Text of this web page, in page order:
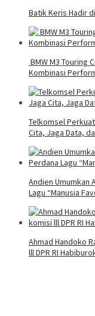
Batik Keris Hadir
BMW M3 Touring
Kombinasi
Telkomsel
Cita, Jaga Data,
Andien Umumkan
Lagu “Manusia
Ahmad Handoko
lll DPR RI